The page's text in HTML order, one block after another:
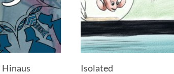
Hinaus Isolated